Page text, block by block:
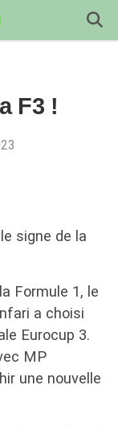
F3 !
signe de la
Formule 1, le
a choisi
Eurocup 3.
MP
une nouvelle